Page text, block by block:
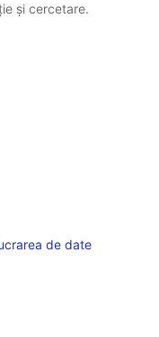
și cercetare.
de date